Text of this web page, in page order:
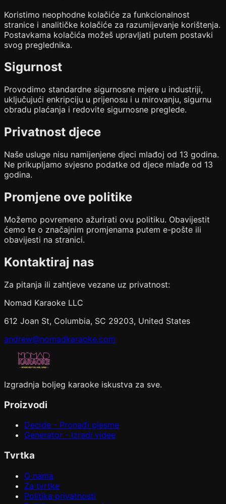
Koristimo neophodne kolačiće za funkcionalnost
stranice i analitičke kolačiće za razumijevanje korištenja.
Postavkama kolačića možeš upravljati putem postavki
svog preglednika.
Sigurnost
Provodimo standardne sigurnosne mjere u industriji,
uključujući enkripciju u prijenosu i u mirovanju, sigurnu
obradu plaćanja i redovite sigurnosne preglede.
Privatnost djece
Naše usluge nisu namijenjene djeci mlađoj od 13 godina.
Ne prikupljamo svjesno podatke od djece mlađe od 13
godina.
Promjene ove politike
Možemo povremeno ažurirati ovu politiku. Obavijestit
ćemo te o značajnim promjenama putem e-pošte ili
obavijesti na stranici.
Kontaktiraj nas
Za pitanja ili zahtjeve vezane uz privatnost:
Nomad Karaoke LLC
612 Joan St, Columbia, SC 29203, United States
andrew@nomadkaraoke.com
Izgradnja boljeg karaoke iskustva za sve.
Proizvodi
Decide - Pronađi pjesme
Generator - Izradi videe
Tvrtka
O nama
Za tvrtke
Politika privatnosti